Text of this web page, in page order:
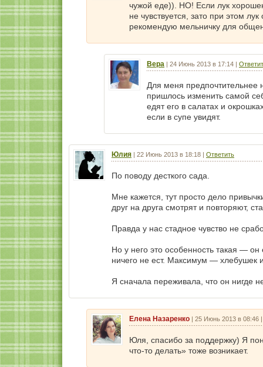
чужой еде)). НО! Если лук
не чувствуется, зато при этом
рекомендую мельничку для
Вера | 24 Июнь 2013 в 17:14 |
Для меня предпочтительнее
пришлось изменить самой
едят его в салатах и
если в супе увидят.
Юлия | 22 Июнь 2013 в 18:18 | Ответить
По поводу десткого сада.
Мне кажется, тут просто дело
друг на друга смотрят и повторяют,
Правда у нас стадное чувство не
Но у него это особенность такая —
ничего не ест. Максимум — хлебушек
Я сначала переживала, что он нигде
Елена Назаренко | 25 Июнь 2013 в 08:46
Юля, спасибо за поддержку) Я
что-то делать» тоже возникает.